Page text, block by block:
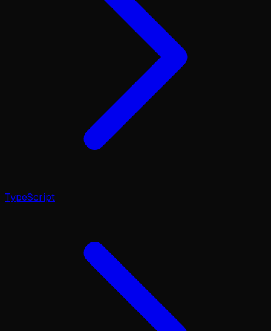
TypeScript